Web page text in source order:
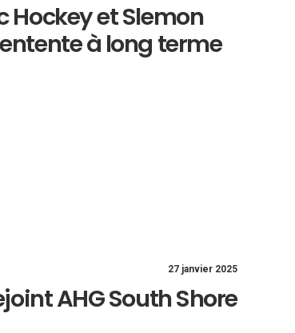
Hockey et Slemon
à long terme
27 janvier 2025
AHG South Shore